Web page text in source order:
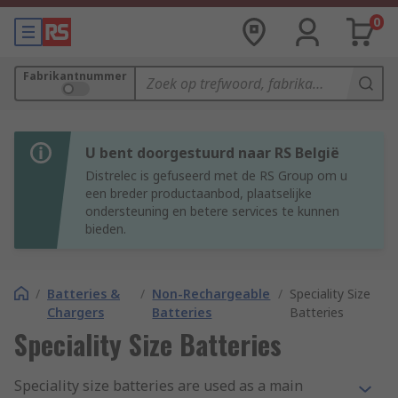
0
Fabrikantnummer
U bent doorgestuurd naar RS België
Distrelec is gefuseerd met de RS Group om u
een breder productaanbod, plaatselijke
ondersteuning en betere services te kunnen
bieden.
/ Batteries &
Chargers
/ Non-Rechargeable
Batteries
/ Speciality Size
Batteries
Speciality Size Batteries
Speciality size batteries are used as a main